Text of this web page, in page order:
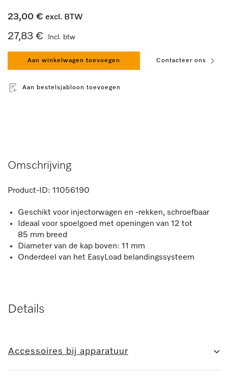
23,00 € excl. BTW
27,83 € Incl. btw
Aan winkelwagen toevoegen Contacteer ons
Aan bestelsjabloon toevoegen
Omschrijving
Product-ID: 11056190
Geschikt voor injectorwagen en -rekken, schroefbaar
Ideaal voor spoelgoed met openingen van 12 tot
85 mm breed
Diameter van de kap boven: 11 mm
Onderdeel van het EasyLoad belandingssysteem
Details
Accessoires bij apparatuur